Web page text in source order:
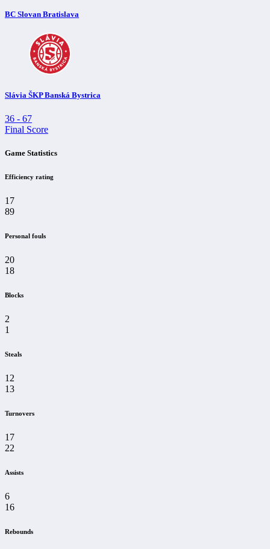
BC Slovan Bratislava
Slávia ŠKP Banská Bystrica
36 - 67
Final Score
Game Statistics
Efficiency rating
17
89
Personal fouls
20
18
Blocks
2
1
Steals
12
13
Turnovers
17
22
Assists
6
16
Rebounds